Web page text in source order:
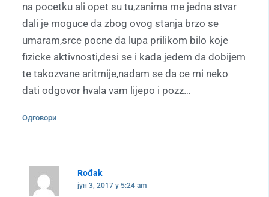
na pocetku ali opet su tu,zanima me jedna stvar
dali je moguce da zbog ovog stanja brzo se
umaram,srce pocne da lupa prilikom bilo koje
fizicke aktivnosti,desi se i kada jedem da dobijem
te takozvane aritmije,nadam se da ce mi neko
dati odgovor hvala vam lijepo i pozz…
Одговори
Rođak
јун 3, 2017 у 5:24 am